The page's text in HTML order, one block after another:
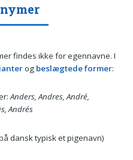
findes ikke for egennavne. I
og beslægtede former:
Anders, Andres, André,
Andrés
dansk typisk et pigenavn)